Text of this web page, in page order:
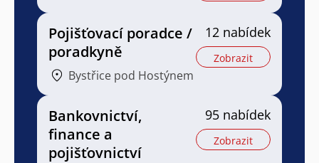
Pojišťovací poradce /
poradkyně
Bystřice pod Hostýnem
12 nabídek
Zobrazit
Bankovnictví,
finance a
pojišťovnictví
95 nabídek
Zobrazit